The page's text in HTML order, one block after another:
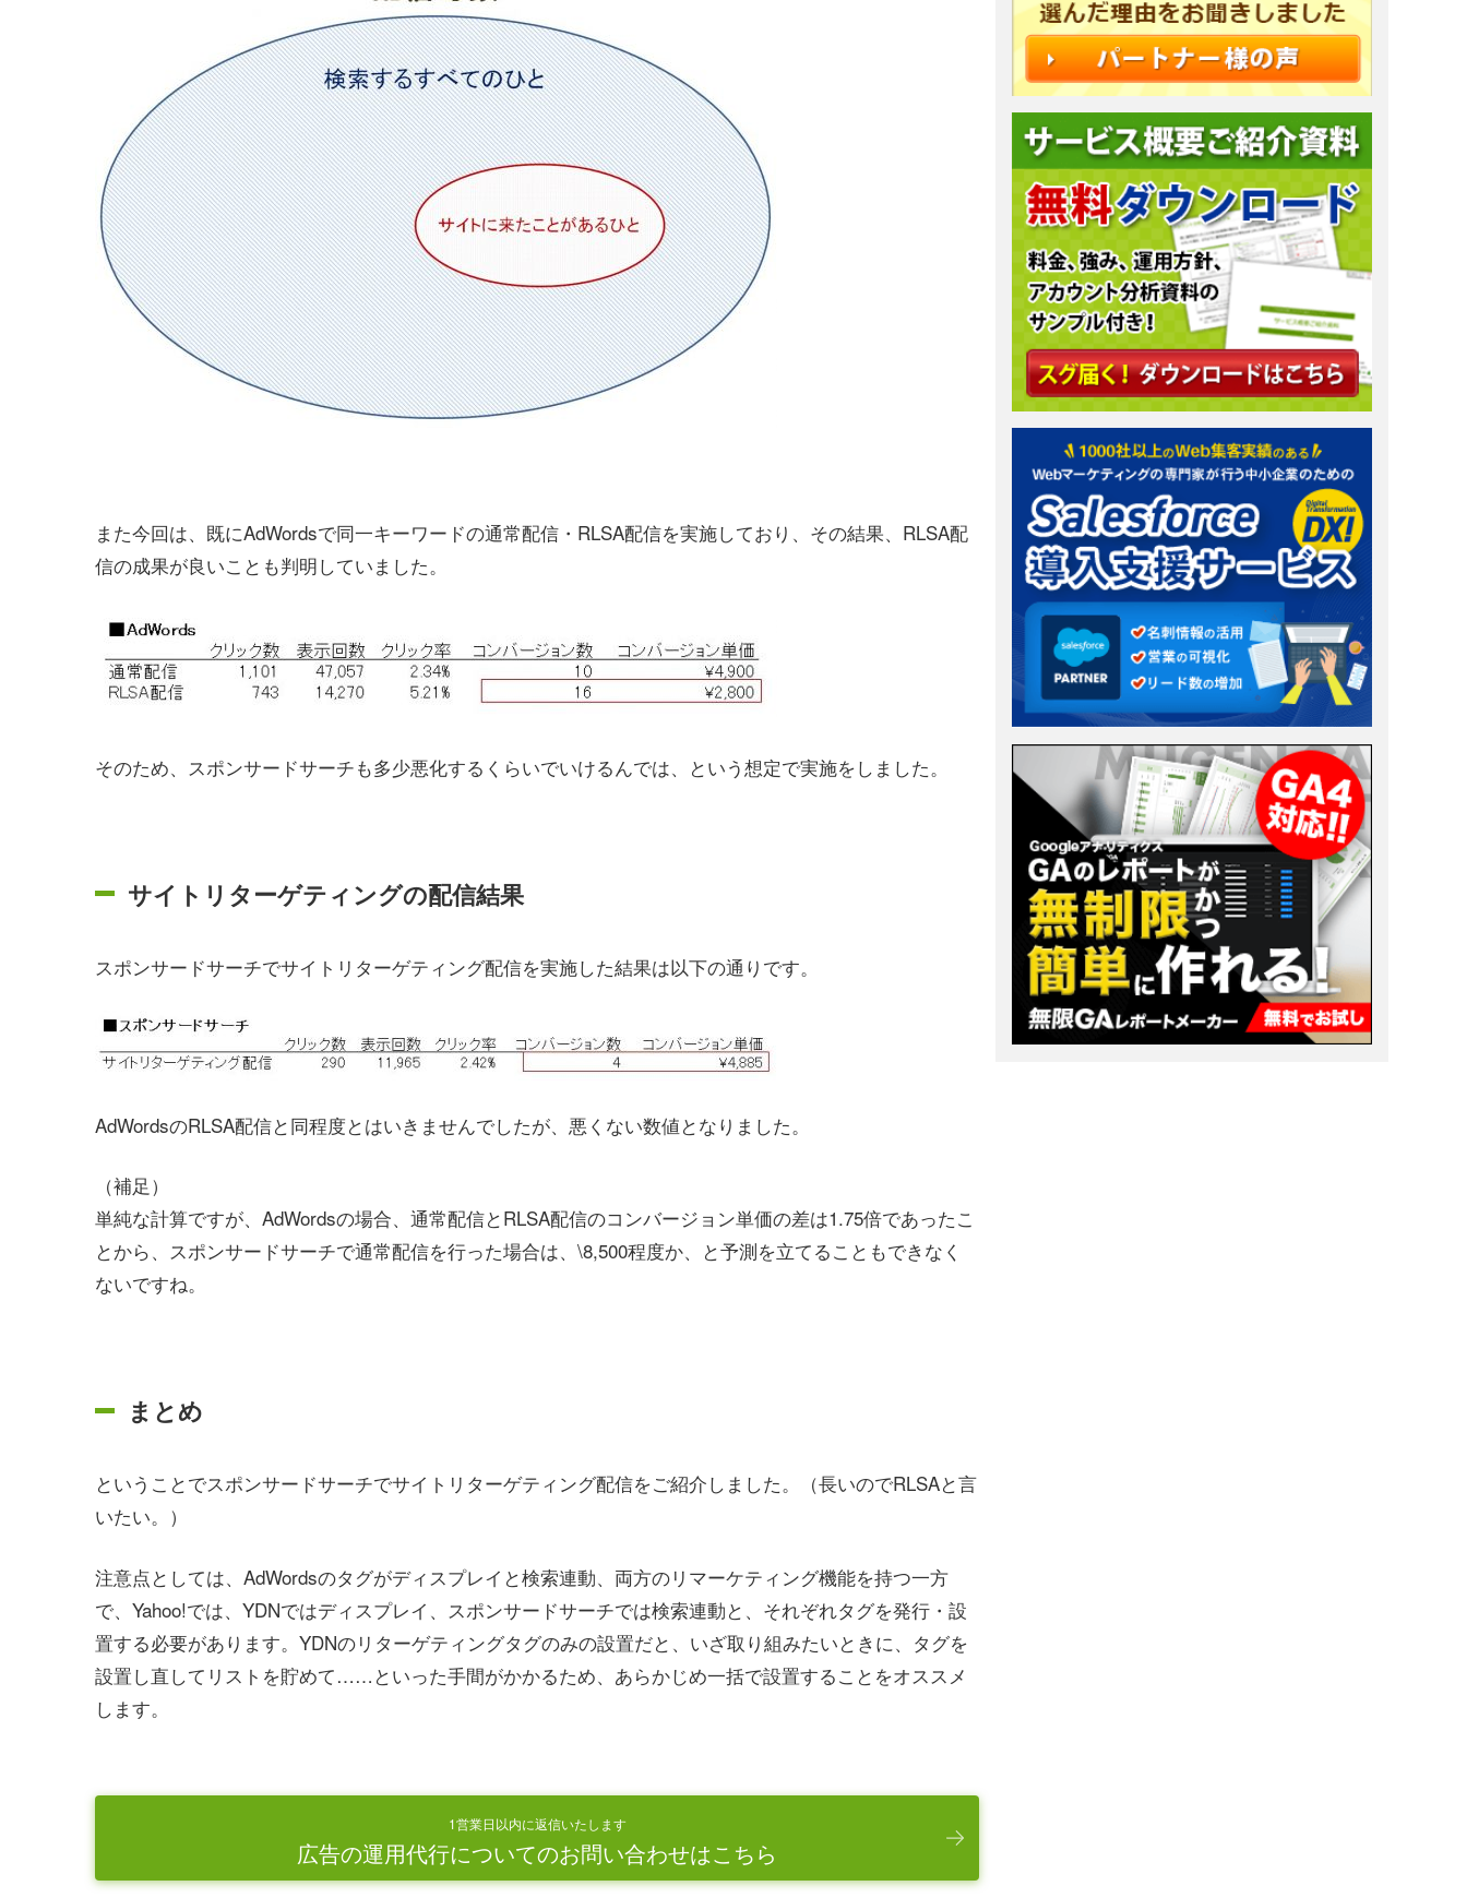
また今回は、既にAdWordsで同一キーワードの通常配信・RLSA配信を実施しており、その結果、RLSA配
信の成果が良いことも判明していました。
そのため、スポンサードサーチも多少悪化するくらいでいけるんでは、という想定で実施をしました。
サイトリターゲティングの配信結果
スポンサードサーチでサイトリターゲティング配信を実施した結果は以下の通りです。
AdWordsのRLSA配信と同程度とはいきませんでしたが、悪くない数値となりました。
（補足）
単純な計算ですが、AdWordsの場合、通常配信とRLSA配信のコンバージョン単価の差は1.75倍であったこ
とから、スポンサードサーチで通常配信を行った場合は、\8,500程度か、と予測を立てることもできなく
ないですね。
まとめ
ということでスポンサードサーチでサイトリターゲティング配信をご紹介しました。（長いのでRLSAと言
いたい。）
注意点としては、AdWordsのタグがディスプレイと検索連動、両方のリマーケティング機能を持つ一方
で、Yahoo!では、YDNではディスプレイ、スポンサードサーチでは検索連動と、それぞれタグを発行・設
置する必要があります。YDNのリターゲティングタグのみの設置だと、いざ取り組みたいときに、タグを
設置し直してリストを貯めて……といった手間がかかるため、あらかじめ一括で設置することをオススメ
します。
1営業日以内に返信いたします
広告の運用代行についてのお問い合わせはこちら